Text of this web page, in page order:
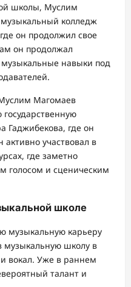
школы, Муслим
музыкальный колледж
он продолжил свое
он продолжал
навыки под
Магомаев
Гаджибекова, где он
активно участвовал в
где заметно
голосом и сценическим
школе
музыкальную карьеру
музыкальную школу в
и вокал. Уже в раннем
талант и